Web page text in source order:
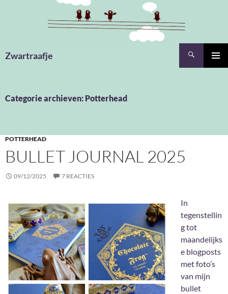
Zwartraafje
Categorie archieven: Potterhead
POTTERHEAD
BULLET JOURNAL 2025
09/12/2025 7 REACTIES
In
tegenstellin
g tot
maandelijks
e blogposts
met foto’s
van mijn
bullet